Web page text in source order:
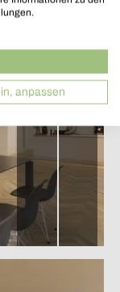
Wohnküche
anpassen